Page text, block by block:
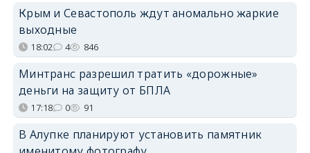
Крым и Севастополь ждут аномально жаркие
выходные
18:02 4 846
Минтранс разрешил тратить «дорожные»
деньги на защиту от БПЛА
17:18 0 91
В Алупке планируют установить памятник